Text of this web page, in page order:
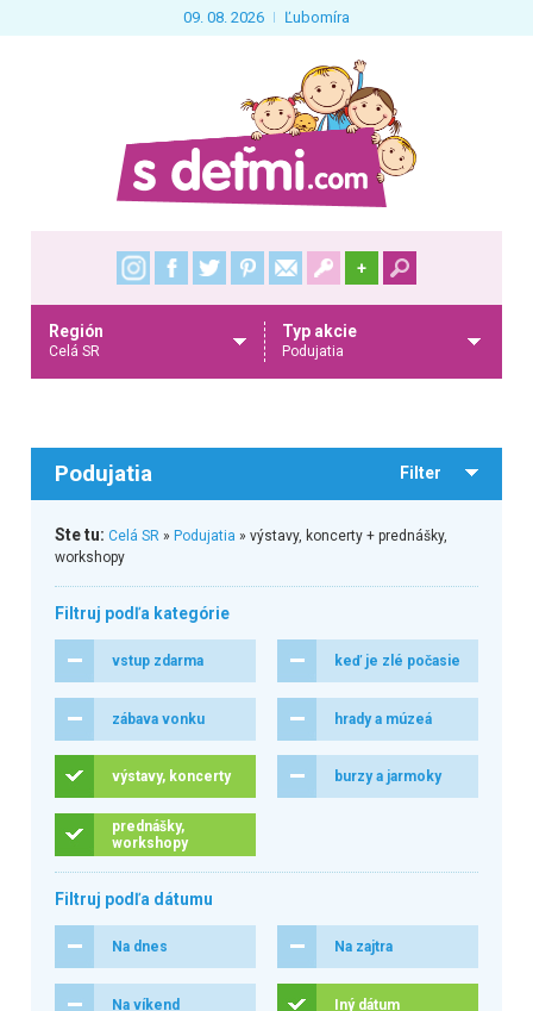
09. 08. 2026 Ľubomíra
+
Región
Celá SR
Typ akcie
Podujatia
Podujatia Filter
Ste tu: Celá SR» Podujatia » výstavy, koncerty + prednášky,
workshopy
Filtruj podľa kategórie
vstup zdarma keď je zlé počasie
zábava vonku hrady a múzeá
výstavy, koncerty burzy a jarmoky
prednášky,
workshopy
Filtruj podľa dátumu
Na dnes Na zajtra
Na víkend Iný dátum